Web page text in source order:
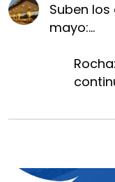
Suben
mayo:...